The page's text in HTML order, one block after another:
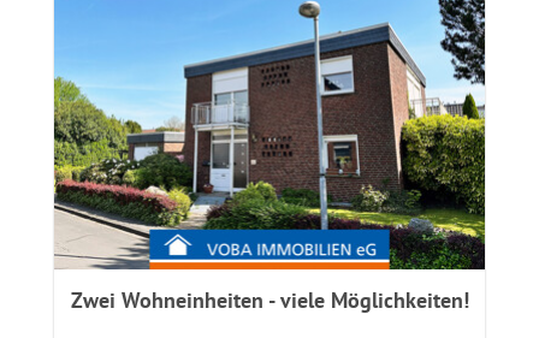
Zwei Wohneinheiten - viele Möglichkeiten!